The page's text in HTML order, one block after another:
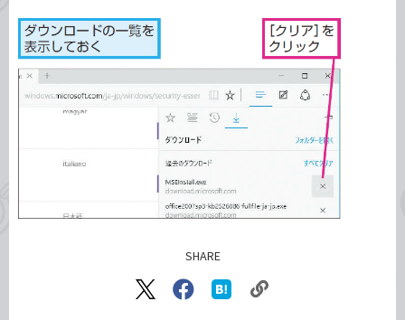
SHARE
X（旧
Facebook